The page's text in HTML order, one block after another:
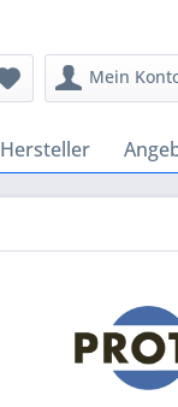
Mein
Hersteller